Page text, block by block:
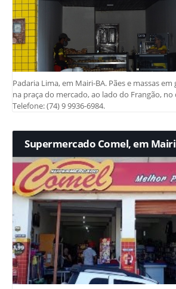
Padaria Lima, em Mairi-BA. Pães e massas em
na praça do mercado, ao lado do Frangão,
Telefone: (74) 9 9936-6984.
Supermercado Comel, em Mairi